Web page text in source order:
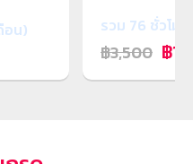
อน) รวม 76 ชั่วโมง
฿3,500 ฿